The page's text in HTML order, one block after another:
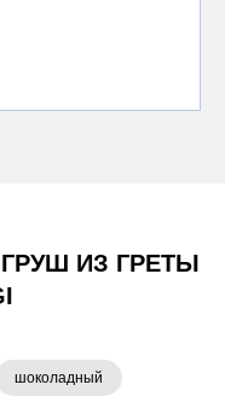
ИЗ ГРЕТЫ
шоколадный